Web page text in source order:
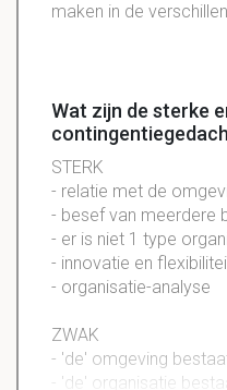
maken in de
Wat zijn de sterke
STERK
- relatie met de
- besef van meerdere
- er is niet 1 type
- innovatie en
- organisatie-analyse
ZWAK
- 'de' omgeving
- 'de' organisatie